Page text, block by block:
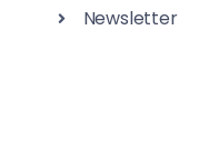
Newsletter